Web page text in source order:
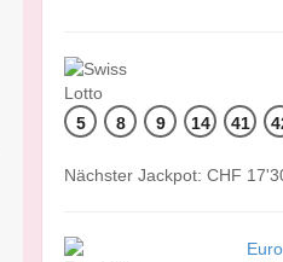
5 8 9 14 41
Nächster Jackpot: CHF